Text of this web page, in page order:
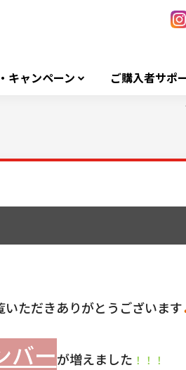
キャンペーン ご購入者サポ
ただきありがとうございます
バーが増えました ！！！